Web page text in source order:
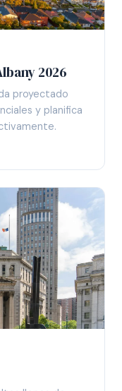
2026
proyectado
y planifica